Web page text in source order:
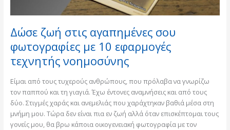
Δώσε ζωή στις αγαπημένες σου
φωτογραφίες με 10 εφαρμογές
τεχνητής νοημοσύνης
Είμαι από τους τυχερούς ανθρώπους, που πρόλαβα να γνωρίζω
τον παππού και τη γιαγιά. Έχω έντονες αναμνήσεις και από τους
δύο. Στιγμές χαράς και ανεμελιάς που χαράχτηκαν βαθιά μέσα στη
μνήμη μου. Τώρα δεν είναι πια εν ζωή αλλά όταν επισκέπτομαι τους
γονείς μου, θα βρω κάποια οικογενειακή φωτογραφία με τον